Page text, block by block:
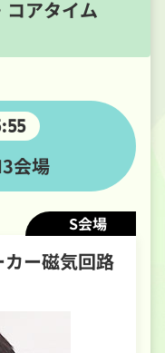
コアタイム
会場
S会場
ー磁気回路